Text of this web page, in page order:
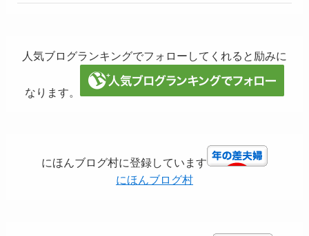
人気ブログランキングでフォローしてくれると励みに
なります。
にほんブログ村に登録しています
にほんブログ村